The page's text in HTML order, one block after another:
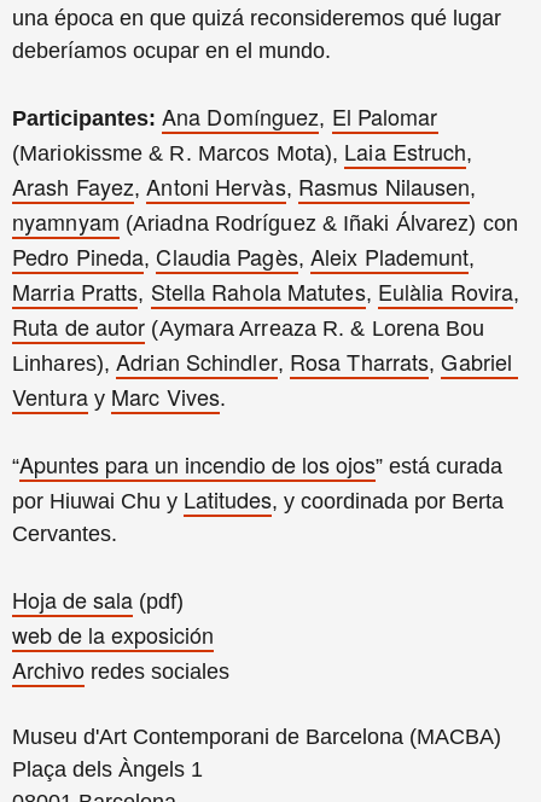
una época en que quizá reconsideremos qué lugar
deberíamos ocupar en el mundo.
Participantes: Ana Domínguez, El Palomar
(Mariokissme & R. Marcos Mota), Laia Estruch
Arash Fayez, Antoni Hervàs, Rasmus Nilausen
nyamnyam
Pedro Pineda, Claudia Pagès, Aleix Plademunt
Marria Pratts, Stella Rahola Matutes, Eulàlia Rovira
Ruta de autor (Aymara Arreaza R. & Lorena Bou
Linhares), Adrian Schindler, Rosa Tharrats, Gabriel
Ventura y Marc Vives.
“Apuntes para un incendio de los ojos” está curada
por Hiuwai Chu y Latitudes, y coordinada por Berta
Cervantes.
Hoja de sala (pdf)
web de la exposición
Archivo redes sociales
Museu d'Art Contemporani de Barcelona (MACBA)
Plaça dels Àngels 1